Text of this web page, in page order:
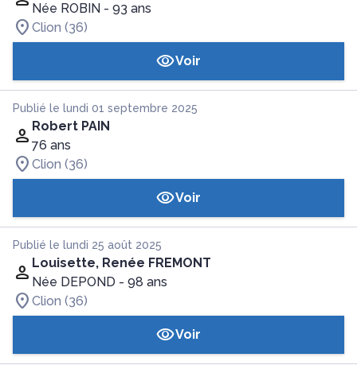
Née ROBIN - 93 ans
Clion (36)
Voir
Publié le lundi 01 septembre 2025
Robert PAIN
76 ans
Clion (36)
Voir
Publié le lundi 25 août 2025
Louisette, Renée FREMONT
Née DEPOND - 98 ans
Clion (36)
Voir